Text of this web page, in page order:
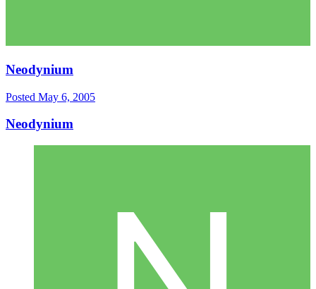
Neodynium
Posted May 6, 2005
Neodynium